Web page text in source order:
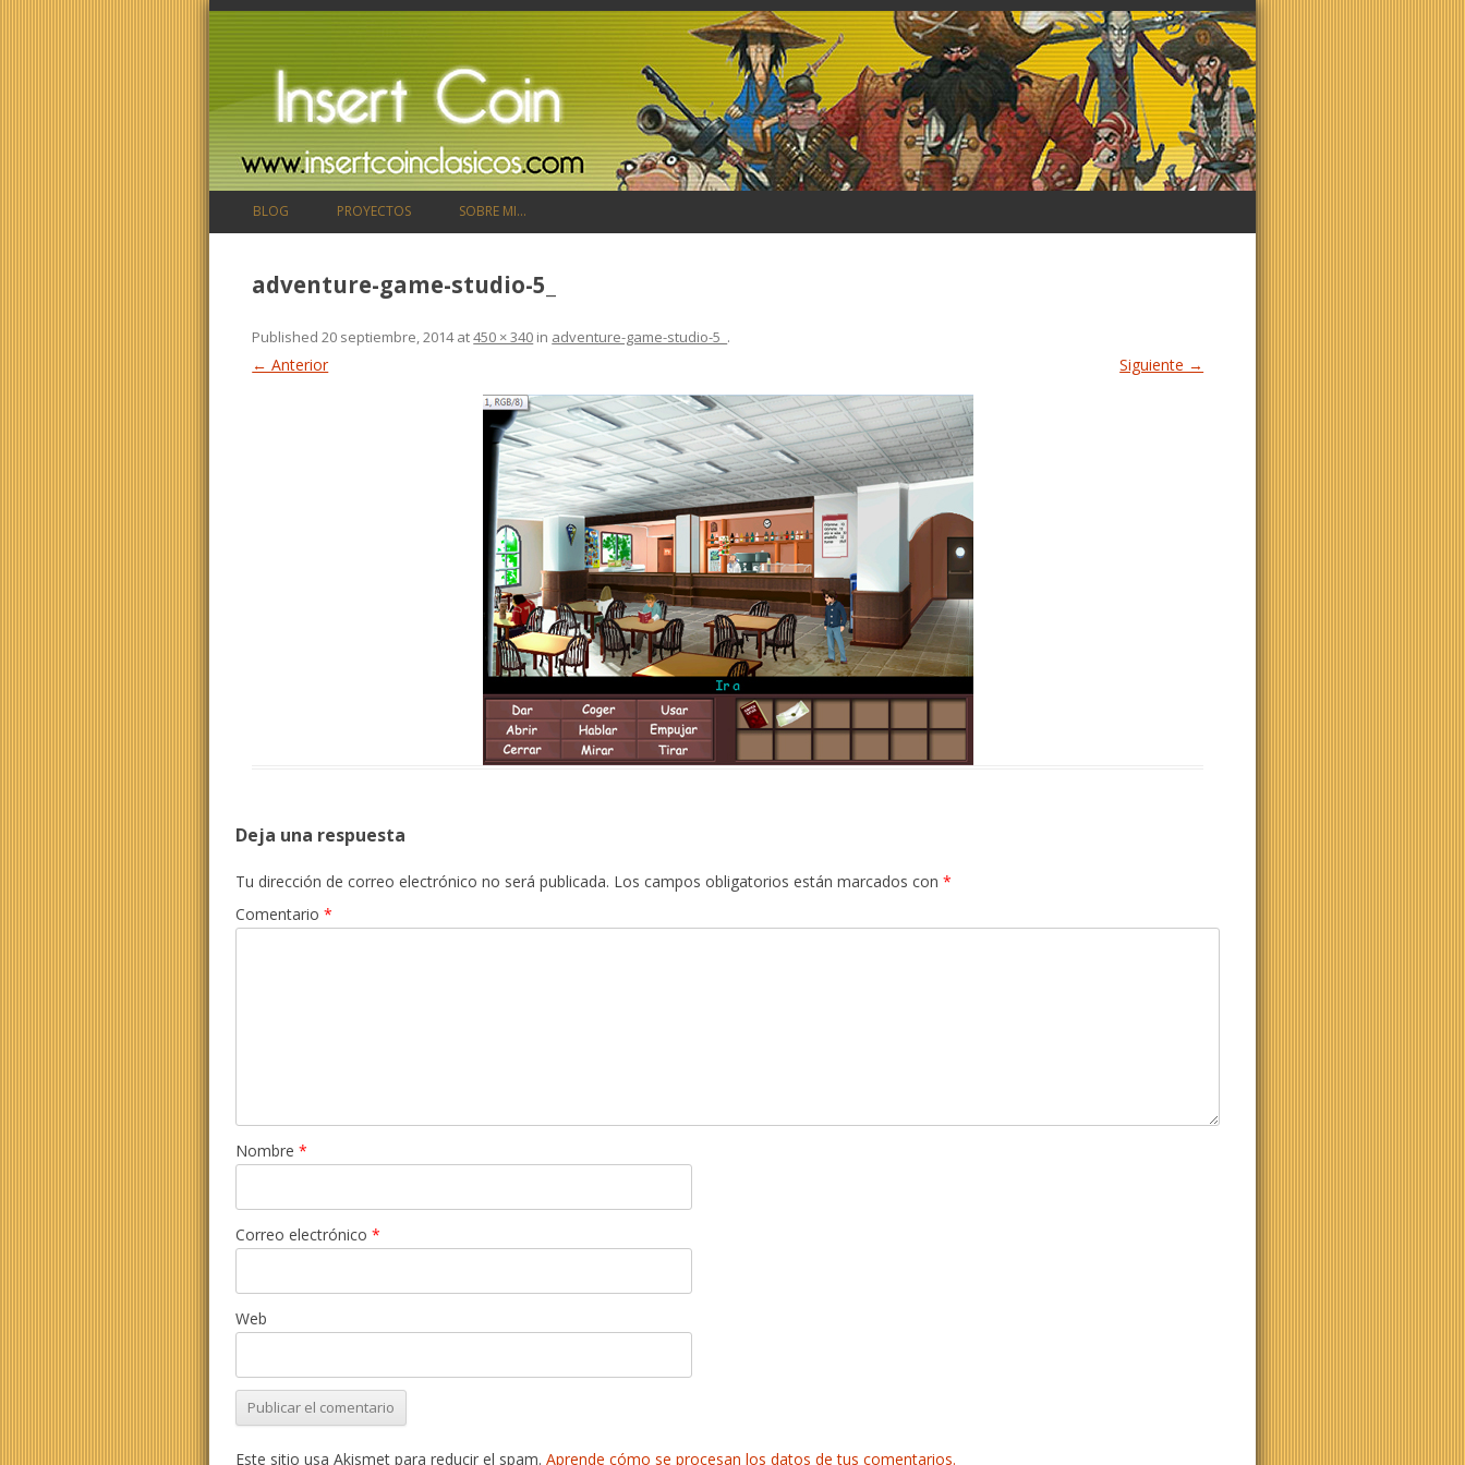
BLOG PROYECTOS SOBRE MI…
adventure-game-studio-5_
Published20 septiembre, 2014at450 × 340 in adventure-game-studio-5_ .
← Anterior Siguiente →
Deja una respuesta
Tu dirección de correo electrónico no será publicada. Los campos obligatorios están marcados con *
Comentario *
Nombre *
Correo electrónico *
Web
Este sitio usa Akismet para reducir el spam. Aprende cómo se procesan los datos de tus comentarios.